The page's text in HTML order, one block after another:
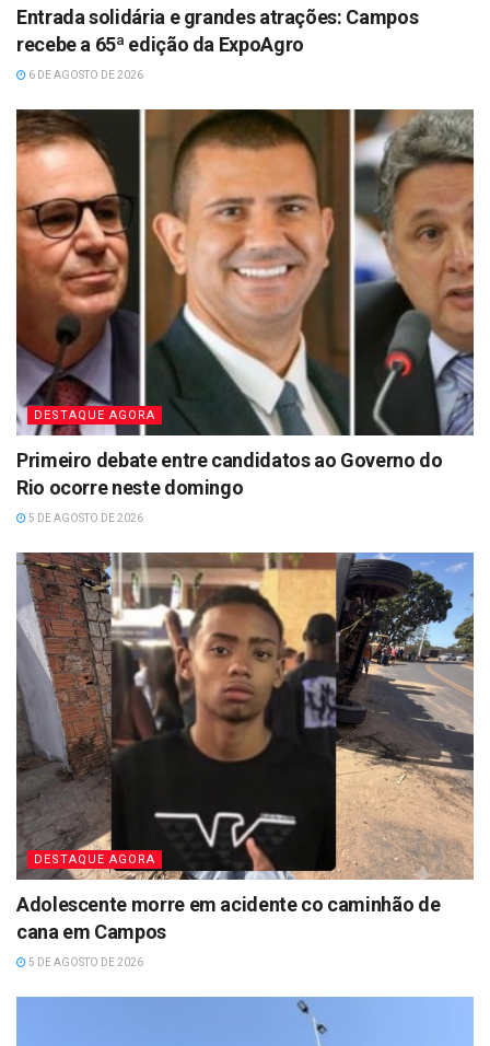
Entrada solidária e grandes atrações: Campos
recebe a 65ª edição da ExpoAgro
6 DE AGOSTO DE 2026
DESTAQUE AGORA
Primeiro debate entre candidatos ao Governo do
Rio ocorre neste domingo
5 DE AGOSTO DE 2026
DESTAQUE AGORA
Adolescente morre em acidente co caminhão de
cana em Campos
5 DE AGOSTO DE 2026